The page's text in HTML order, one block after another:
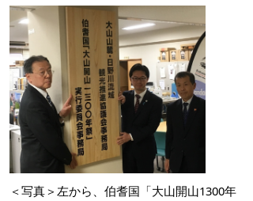
＜写真＞左から、伯耆国「大山開山1300年